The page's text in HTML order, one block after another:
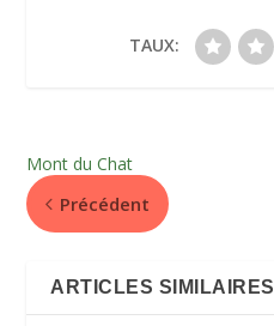
TAUX:
Mont du Chat
Précédent
ARTICLES SIMILAIRES